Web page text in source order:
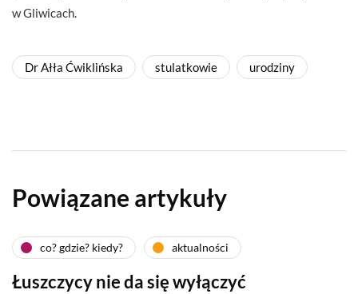
w Gliwicach.
Dr Ałła Ćwiklińska stulatkowie urodziny
Powiązane artykuły
co? gdzie? kiedy? aktualności
Łuszczycy nie da się wyłączyć